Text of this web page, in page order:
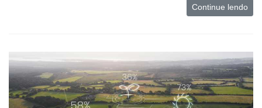
Continue lendo